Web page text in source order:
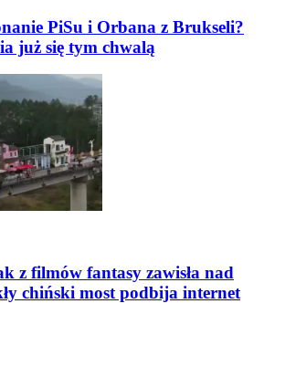
PiSu i Orbana z Brukseli?
już się tym chwalą
z filmów fantasy zawisła nad
chiński most podbija internet